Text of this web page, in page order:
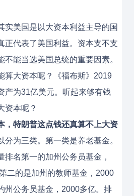
实美国是以大资本利益主导的国
正代表了美国利益。资本支不支
不能当选美国总统的重要因素。
算大资本呢？《福布斯》2019
产为31亿美元。听起来够有钱
资本呢？
，特朗普这点钱还真算不上大资
分为三类。第一类是养老基金。
排名第一的加州公务员基金，
二的是加州的教师基金，2000
州公务员基金，2000多亿。排